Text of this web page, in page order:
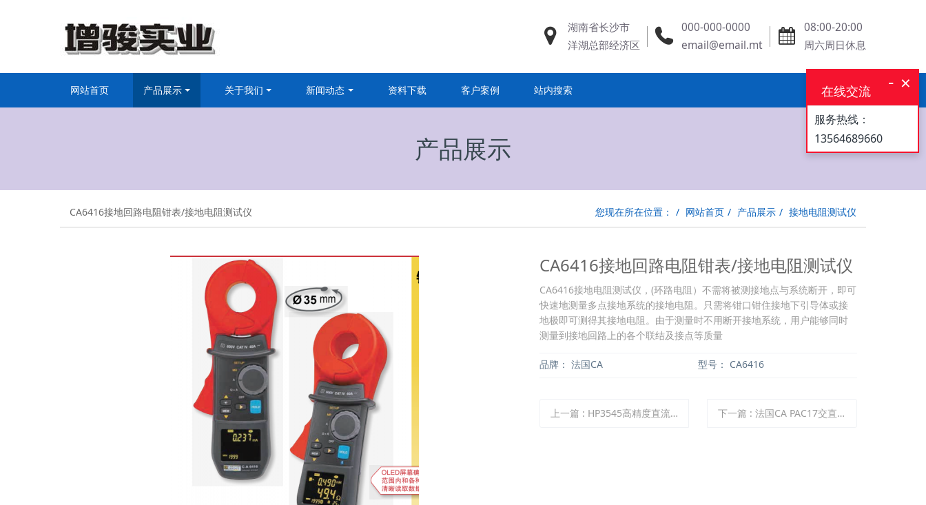
湖南省长沙市
洋湖总部经济区
000-000-0000
email@email.mt
08:00-20:00
周六周日休息
网站首页 产品展示 关于我们 新闻动态 资料下载 客户案例 站内搜索
产品展示
CA6416接地回路电阻钳表/接地电阻测试仪 您现在所在位置： 网站首页 产品展示 接地电阻测试仪
CA6416接地回路电阻钳表/接地电阻测试仪
CA6416接地电阻测试仪，(环路电阻）不需将被测接地点与系统断开，即可
快速地测量多点接地系统的接地电阻。只需将钳口钳住接地下引导体或接
地极即可测得其接地电阻。由于测量时不用断开接地系统，用户能够同时
测量到接地回路上的各个联结及接点等质量
品牌： 法国CA 型号： CA6416
上一篇 : HP3545高精度直流电阻测试仪 下一篇 :法国CA PAC17交直流电流钳
×
-
在线交流
服务热线：
13564689660